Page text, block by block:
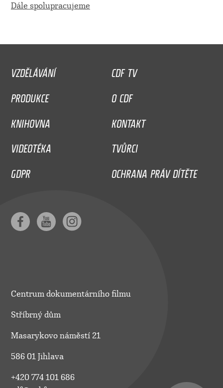
Dále spolupracujeme
VZDĚLÁVÁNÍ
CDF TV
PRODUKCE
O CDF
KNIHOVNA
KONTAKT
VIDEOTÉKA
TVŮRCI
GDPR
OCHRANA PRÁV DÍTĚTE
Centrum dokumentárního filmu
Stříbrný dům
Masarykovo náměstí 21
586 01 Jihlava
+420 774 101 686